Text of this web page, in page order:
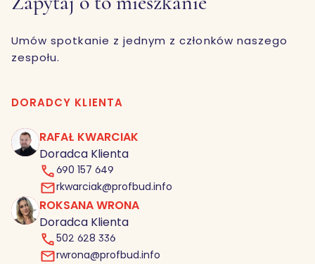
Umów spotkanie z jednym z członków naszego
zespołu.
DORADCY KLIENTA
RK
RAFAŁ KWARCIAK
Doradca Klienta
690 157 649
rkwarciak@profbud.info
RW ROKSANA WRONA
Doradca Klienta
502 628 336
rwrona@profbud.info